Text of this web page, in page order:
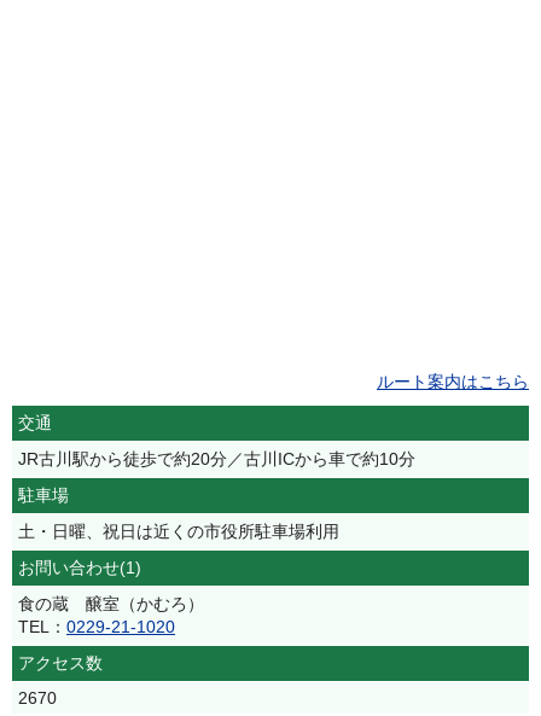
ルート案内はこちら
交通
JR古川駅から徒歩で約20分／古川ICから車で約10分
駐車場
土・日曜、祝日は近くの市役所駐車場利用
お問い合わせ(1)
食の蔵 醸室（かむろ）
TEL： 0229-21-1020
アクセス数
2670